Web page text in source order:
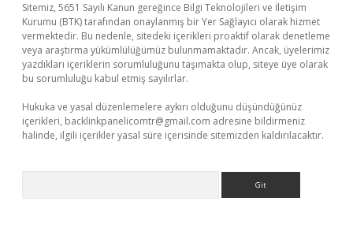
Sitemiz, 5651 Sayılı Kanun gereğince Bilgi Teknolojileri ve İletişim
Kurumu (BTK) tarafından onaylanmış bir Yer Sağlayıcı olarak hizmet
vermektedir. Bu nedenle, sitedeki içerikleri proaktif olarak denetleme
veya araştırma yükümlülüğümüz bulunmamaktadır. Ancak, üyelerimiz
yazdıkları içeriklerin sorumluluğunu taşımakta olup, siteye üye olarak
bu sorumluluğu kabul etmiş sayılırlar.
Hukuka ve yasal düzenlemelere aykırı olduğunu düşündüğünüz
içerikleri, backlinkpanelicomtr@gmail.com adresine bildirmeniz
halinde, ilgili içerikler yasal süre içerisinde sitemizden kaldırılacaktır.